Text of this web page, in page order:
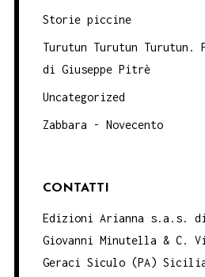
Storie piccine
Turutun Turutun
di Giuseppe Pitrè
Uncategorized
Zabbara - Novecento
CONTATTI
Edizioni Arianna s.a.s.
Giovanni Minutella & C.
Geraci Siculo (PA) Sicilia